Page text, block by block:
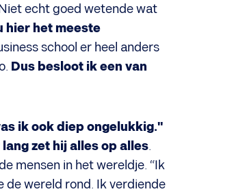
echt goed wetende wat
hier het meeste
school er heel anders
Dus besloot ik een van
ik ook diep ongelukkig."
zet hij alles op alles.
mensen in het wereldje. “Ik
de wereld rond. Ik verdiende